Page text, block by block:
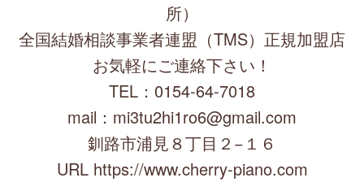
所）
全国結婚相談事業者連盟（TMS）正規加盟店
お気軽にご連絡下さい！
TEL：0154-64-7018
mail：mi3tu2hi1ro6@gmail.com
釧路市浦見８丁目２−１６
URL https://www.cherry-piano.com